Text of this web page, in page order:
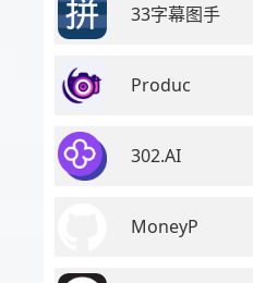
33字幕图手
Produc
302.AI
MoneyP